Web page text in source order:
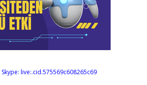
Skype: live:.cid.575569c608265c69